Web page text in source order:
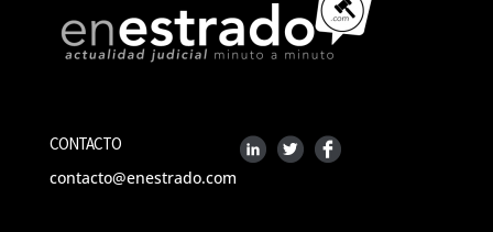
CONTACTO
contacto@enestrado.com